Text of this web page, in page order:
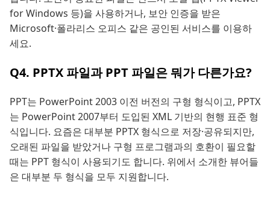
for Windows 등)을 사용하거나, 보안 인증을 받은
Microsoft·폴라리스 오피스 같은 공인된 서비스를 이용하
세요.
Q4. PPTX 파일과 PPT 파일은 뭐가 다른가요?
PPT는 PowerPoint 2003 이전 버전의 구형 형식이고, PPTX
는 PowerPoint 2007부터 도입된 XML 기반의 현행 표준 형
식입니다. 요즘은 대부분 PPTX 형식으로 저장·공유되지만,
오래된 파일을 받았거나 구형 프로그램과의 호환이 필요할
때는 PPT 형식이 사용되기도 합니다. 위에서 소개한 뷰어들
은 대부분 두 형식을 모두 지원합니다.